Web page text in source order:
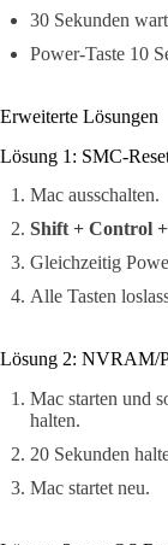
30 Sekunden
Power-Taste 10
Erweiterte Lösungen
Lösung 1: SMC-
Mac ausschalten.
Shift + Control
Gleichzeitig
Alle Tasten
Lösung 2: NVRAM/
Mac starten und
halten.
20 Sekunden
Mac startet neu.